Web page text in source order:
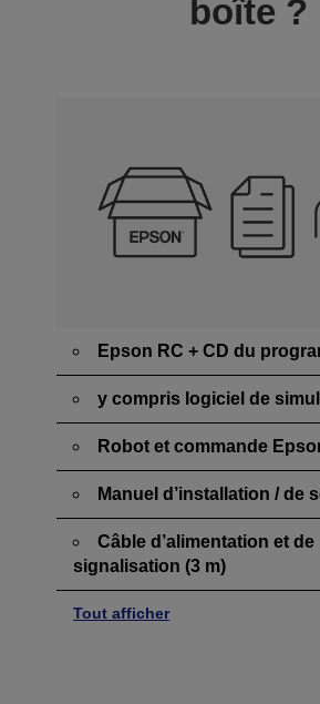
boîte ?
Epson RC + CD du
y compris logiciel de
Robot et commande
Manuel d’installation / de
Câble d’alimentation et de
signalisation (3 m)
Tout afficher